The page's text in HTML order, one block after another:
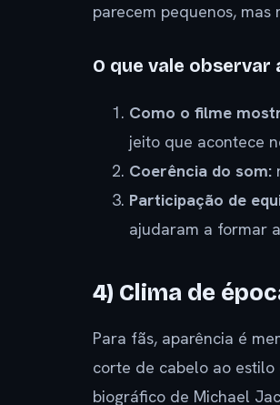
parecem pequenos,
O que vale
Como o filme
jeito que acontece
Coerência do som:
Participação de
ajudaram a formar
4) Clima de
Para fãs, aparência é
corte de cabelo ao estilo
biográfico de Michael